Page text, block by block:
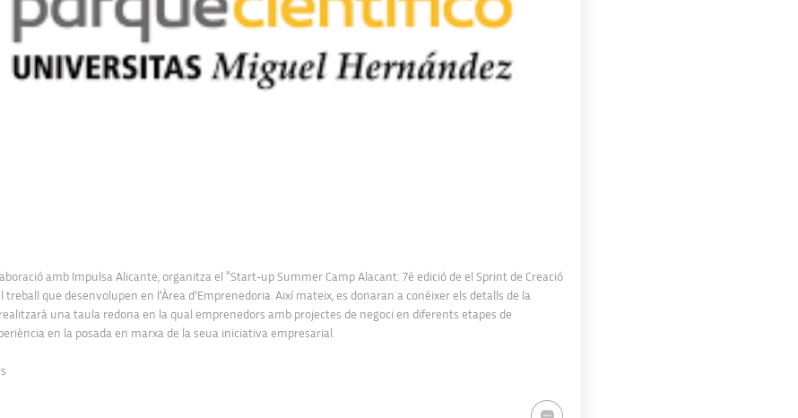
amb Impulsa Alicante, organitza el “Start-up Summer Camp Alacant: 7é edició de el Sprint de Creació
treball que desenvolupen en l’Àrea d’Emprenedoria. Així mateix, es donaran a conéixer els detalls de la
una taula redona en la qual emprenedors amb projectes de negoci en diferents etapes de
en la posada en marxa de la seua iniciativa empresarial.